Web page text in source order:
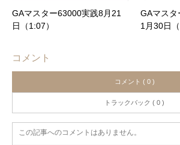
GAマスター63000実践8月21
日（1:07）
GAマス
1月30日（
コメント
コメント ( 0 )
トラックバック ( 0 )
この記事へのコメントはありません。